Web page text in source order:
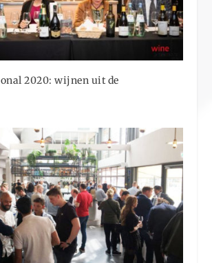
2020: wijnen uit de